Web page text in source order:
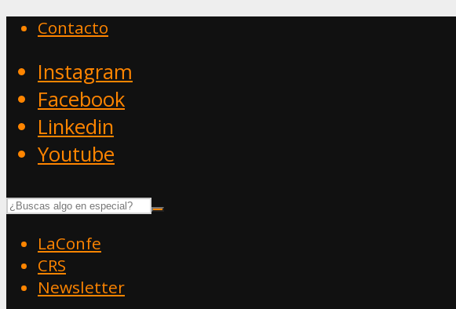
Contacto
Instagram
Facebook
Linkedin
Youtube
LaConfe
CRS
Newsletter